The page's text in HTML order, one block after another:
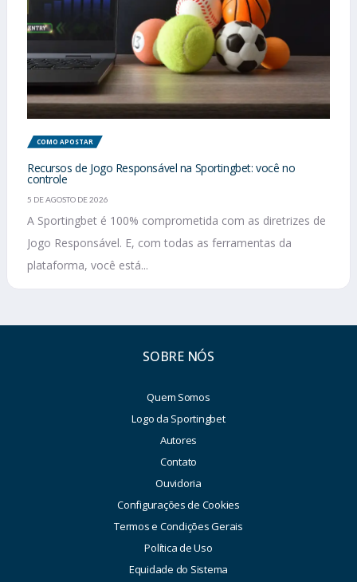
COMO APOSTAR
Recursos de Jogo Responsável na Sportingbet: você no
controle
5 DE AGOSTO DE 2026
A Sportingbet é 100% comprometida com as diretrizes de
Jogo Responsável. E, com todas as ferramentas da
plataforma, você está...
SOBRE NÓS
Quem Somos
Logo da Sportingbet
Autores
Contato
Ouvidoria
Configurações de Cookies
Termos e Condições Gerais
Política de Uso
Equidade do Sistema